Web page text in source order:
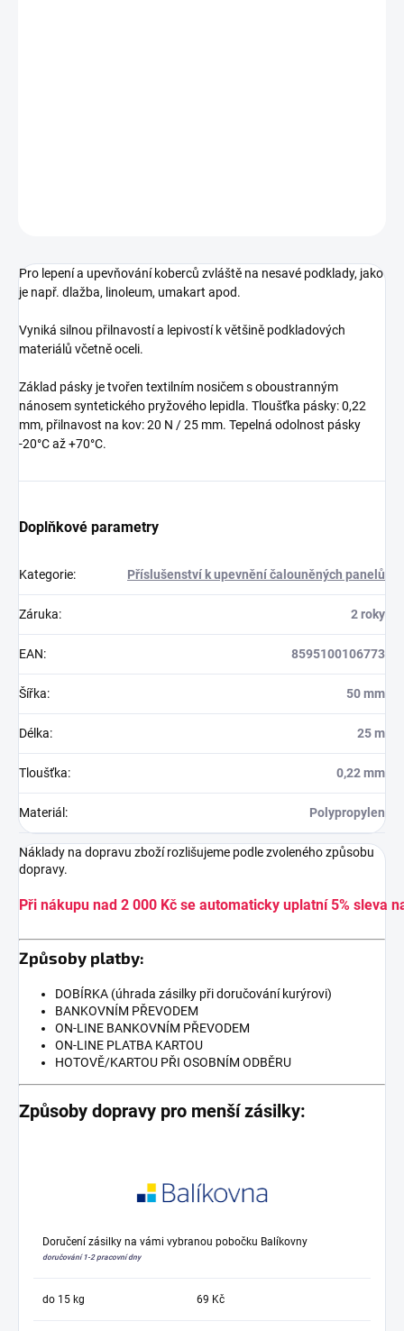
Pro lepení a upevňování koberců zvláště na nesavé podklady, jako
je např. dlažba, linoleum, umakart apod.
Vyniká silnou přilnavostí a lepivostí k většině podkladových
materiálů včetně oceli.
Základ pásky je tvořen textilním nosičem s oboustranným
nánosem syntetického pryžového lepidla. Tloušťka pásky: 0,22
mm, přilnavost na kov: 20 N / 25 mm. Tepelná odolnost pásky
-20°C až +70°C.
Doplňkové parametry
Kategorie: Příslušenství k upevnění čalouněných panelů
Záruka: 2 roky
EAN: 8595100106773
Šířka: 50 mm
Délka: 25 m
Tloušťka: 0,22 mm
Materiál : Polypropylen
Náklady na dopravu zboží rozlišujeme podle zvoleného způsobu
dopravy.
Při nákupu nad 2 000 Kč se automaticky uplatní 5% sleva
Způsoby platby:
DOBÍRKA (úhrada zásilky při doručování kurýrovi)
BANKOVNÍM PŘEVODEM
ON-LINE BANKOVNÍM PŘEVODEM
ON-LINE PLATBA KARTOU
HOTOVĚ/KARTOU PŘI OSOBNÍM ODBĚRU
Způsoby dopravy pro menší zásilky:
Doručení zásilky na vámi vybranou pobočku Balíkovny
doručování 1-2 pracovní dny
do 15 kg 69 Kč